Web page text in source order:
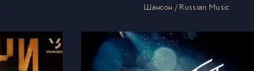
Шансон / Russian Music